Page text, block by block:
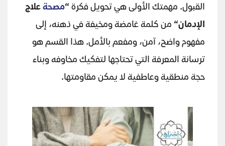
القبول. مهمتك الأولى هي تحويل فكرة “مصحةعلاج
الإدمان“ من كلمة غامضة ومخيفة في ذهنه، إلى
مفهوم واضح، آمن، ومفعم بالأمل. هذا القسم هو
ترسانة المعرفة التي تحتاجها لتفكيك مخاوفه وبناء
حجة منطقية وعاطفية لا يمكن مقاومتها.